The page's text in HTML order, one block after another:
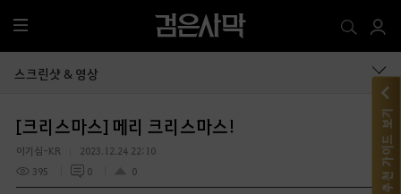
전
체
메
스크린샷 & 영상
[크리스마스] 메리 크리스마스!
이기심-KR
2023.12.24 22:10
395
0 0 추천 가이드 보기